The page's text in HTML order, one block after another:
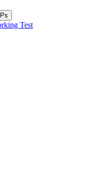
Test